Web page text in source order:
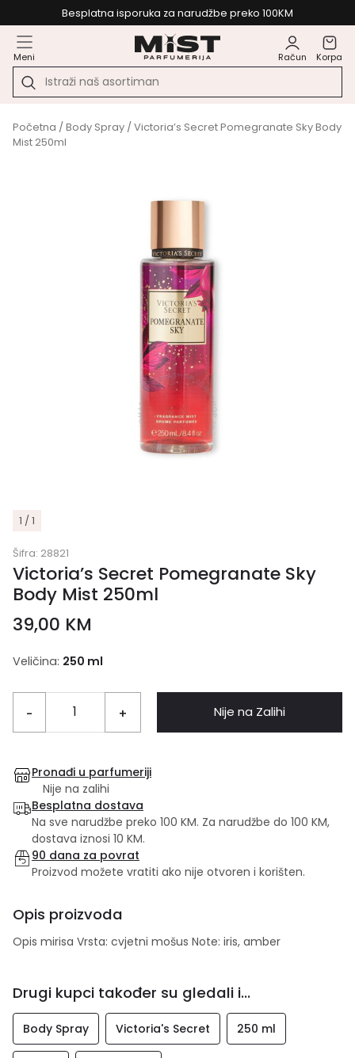
Besplatna isporuka za narudžbe preko 100KM
Meni Račun Korpa
Početna /Body Spray / Victoria’s Secret Pomegranate Sky Body
Mist 250ml
1 / 1
Šifra: 28821
Victoria’s Secret Pomegranate Sky
Body Mist 250ml
39,00 KM
Veličina: 250 ml
- + Nije na Zalihi
Pronađi u parfumeriji
Nije na zalihi
Besplatna dostava
Na sve narudžbe preko 100 KM. Za narudžbe do 100 KM,
dostava iznosi 10 KM.
90 dana za povrat
Proizvod možete vratiti ako nije otvoren i korišten.
Opis proizvoda
Opis mirisa Vrsta: cvjetni mošus Note: iris, amber
Drugi kupci također su gledali i...
Body Spray Victoria's Secret 250 ml